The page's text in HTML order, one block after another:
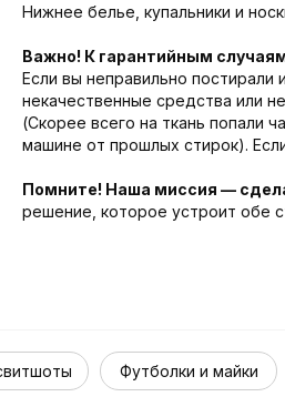
Нижнее белье, купальники и
Важно! К гарантийным
Если вы неправильно постирали
некачественные средства или
(Скорее всего на ткань попали
машине от прошлых стирок).
Помните! Наша миссия —
решение, которое устроит обе
Футболки и майки